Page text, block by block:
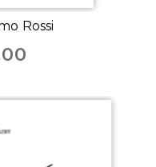
Rossi